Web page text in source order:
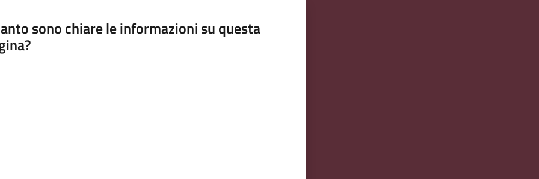
sono chiare le informazioni su questa